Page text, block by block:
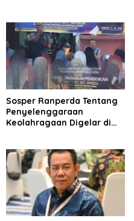
Sosper Ranperda Tentang
Penyelenggaraan
Keolahragaan Digelar di